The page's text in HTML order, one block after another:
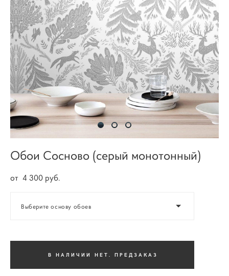
Обои Сосново (серый монотонный)
от 4 300 pуб.
Выберите основу обоев
В НАЛИЧИИ НЕТ. ПРЕДЗАКАЗ